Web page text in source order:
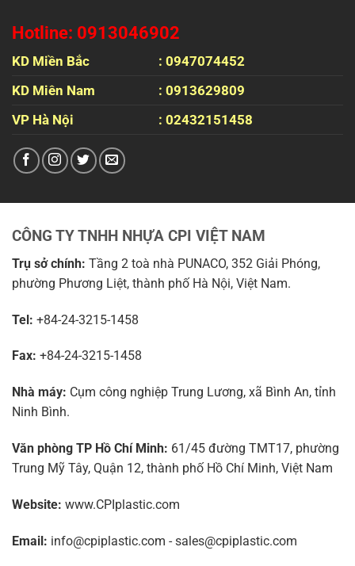
Hotline: 0913046902
KD Miền Bắc
: 0947074452
KD Miên Nam
: 0913629809
VP Hà Nội
: 02432151458
CÔNG TY TNHH NHỰA CPI VIỆT NAM
Trụ sở chính: Tầng 2 toà nhà PUNACO, 352 Giải Phóng,
phường Phương Liệt, thành phố Hà Nội, Việt Nam.
Tel: +84-24-3215-1458
Fax: +84-24-3215-1458
Nhà máy: Cụm công nghiệp Trung Lương, xã Bình An, tỉnh
Ninh Bình.
Văn phòng TP Hồ Chí Minh: 61/45 đường TMT17, phường
Trung Mỹ Tây, Quận 12, thành phố Hồ Chí Minh, Việt Nam
Website: www.CPIplastic.com
Email: info@cpiplastic.com - sales@cpiplastic.com